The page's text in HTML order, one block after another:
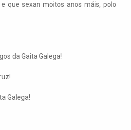
que sexan moitos anos máis, polo
da Gaita Galega!
Galega!